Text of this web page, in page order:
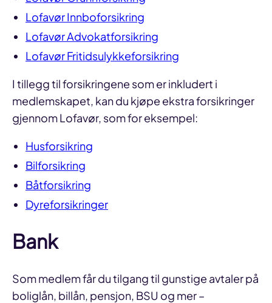
Lofavør Innboforsikring
Lofavør Advokatforsikring
Lofavør Fritidsulykkeforsikring
I tillegg til forsikringene som er inkludert i
medlemskapet, kan du kjøpe ekstra forsikringer
gjennom Lofavør, som for eksempel:
Husforsikring
Bilforsikring
Båtforsikring
Dyreforsikringer
Bank
Som medlem får du tilgang til gunstige avtaler på
boliglån, billån, pensjon, BSU og mer –